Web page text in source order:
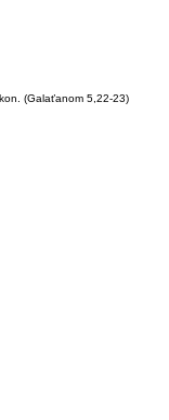
(Galaťanom 5,22-23)